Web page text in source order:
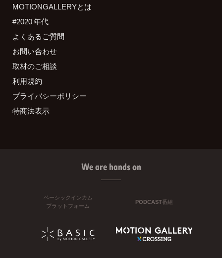
MOTIONGALLERYとは
#2020 年代
よくあるご質問
お問い合わせ
取材のご相談
利用規約
プライバシーポリシー
特商法表示
We are hands on
ベーシックインカム
プラットフォーム
PODCAST番組